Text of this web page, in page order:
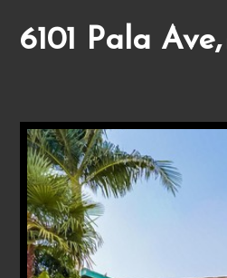
6101 Pala Ave,